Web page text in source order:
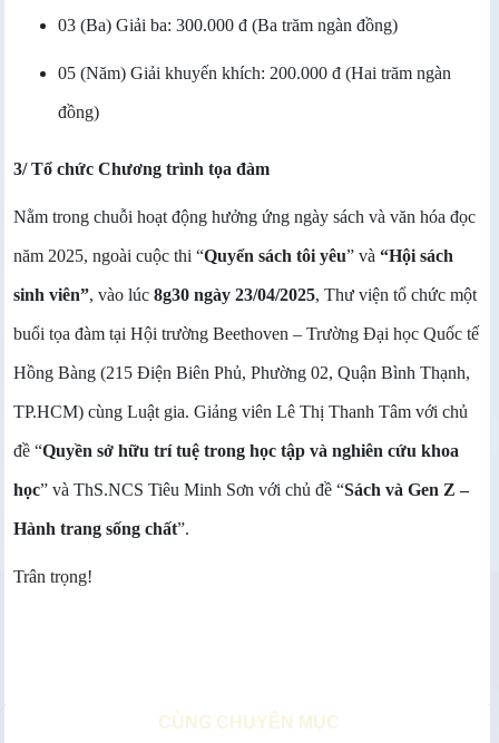
03 (Ba) Giải ba: 300.000 đ (Ba trăm ngàn đồng)
05 (Năm) Giải khuyến khích: 200.000 đ (Hai trăm ngàn
đồng)
3/ Tổ chức Chương trình tọa đàm
Nằm trong chuỗi hoạt động hưởng ứng ngày sách và văn hóa đọc
năm 2025, ngoài cuộc thi “Quyển sách tôi yêu” và “Hội sách
sinh viên”, vào lúc 8g30 ngày 23/04/2025, Thư viện tổ chức một
buổi tọa đàm tại Hội trường Beethoven – Trường Đại học Quốc tế
Hồng Bàng (215 Điện Biên Phủ, Phường 02, Quận Bình Thạnh,
TP.HCM) cùng Luật gia. Giảng viên Lê Thị Thanh Tâm với chủ
đề “Quyền sở hữu trí tuệ trong học tập và nghiên cứu khoa
học” và ThS.NCS Tiêu Minh Sơn với chủ đề “Sách và Gen Z –
Hành trang sống chất”.
Trân trọng!
CÙNG CHUYÊN MỤC